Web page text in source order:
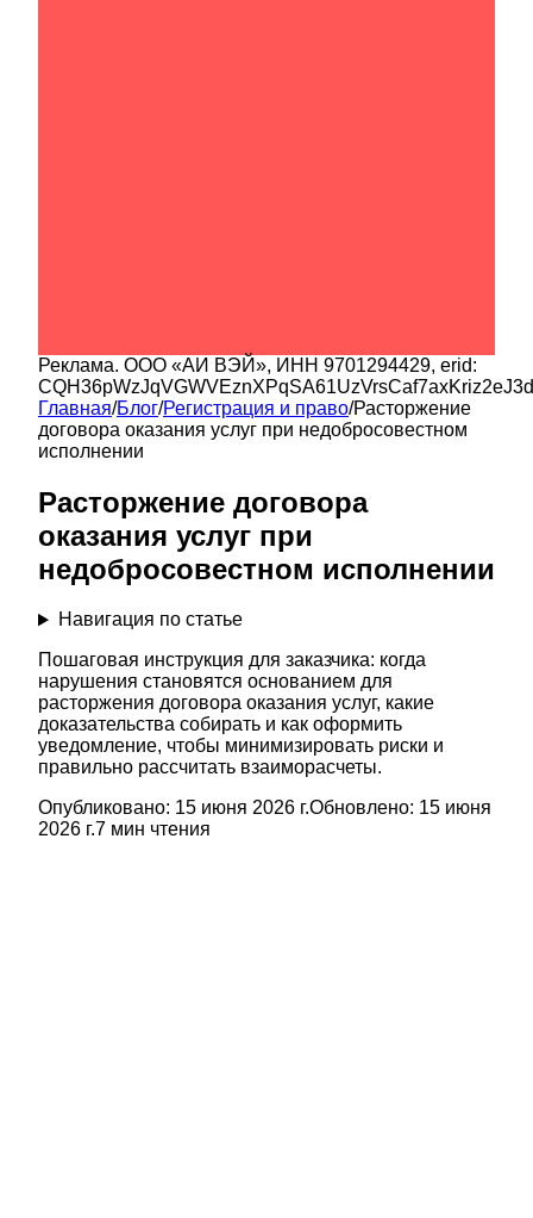
Реклама. ООО «АИ ВЭЙ», ИНН 9701294429, erid:
Главная/Блог/Регистрация и право/Расторжение
договора оказания услуг при недобросовестном
исполнении
Расторжение договора
оказания услуг при
недобросовестном исполнении
Навигация по статье
Пошаговая инструкция для заказчика: когда
нарушения становятся основанием для
расторжения договора оказания услуг, какие
доказательства собирать и как оформить
уведомление, чтобы минимизировать риски и
правильно рассчитать взаиморасчеты.
Опубликовано: 15 июня 2026 г.Обновлено: 15 июня
2026 г.7 мин чтения